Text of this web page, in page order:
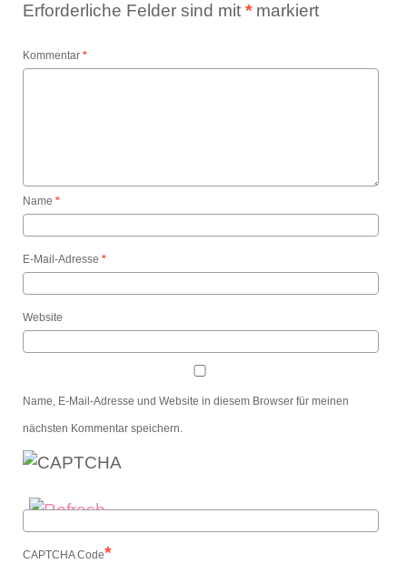
Erforderliche Felder sind mit *markiert
Kommentar *
Name *
E-Mail-Adresse *
Website
Name, E-Mail-Adresse und Website in diesem Browser für meinen
nächsten Kommentar speichern.
CAPTCHA Code*